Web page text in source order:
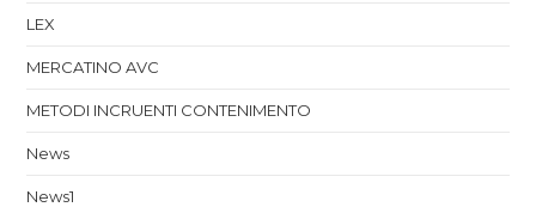
LEX
MERCATINO AVC
METODI INCRUENTI CONTENIMENTO
News
News1